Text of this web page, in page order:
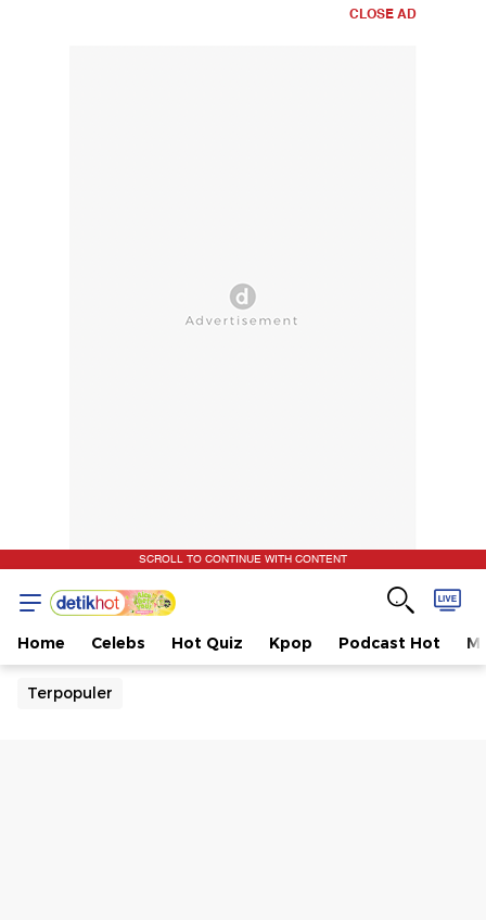
CLOSE AD
SCROLL TO CONTINUE WITH CONTENT
Home Celebs Hot Quiz Kpop Podcast Hot
Terpopuler